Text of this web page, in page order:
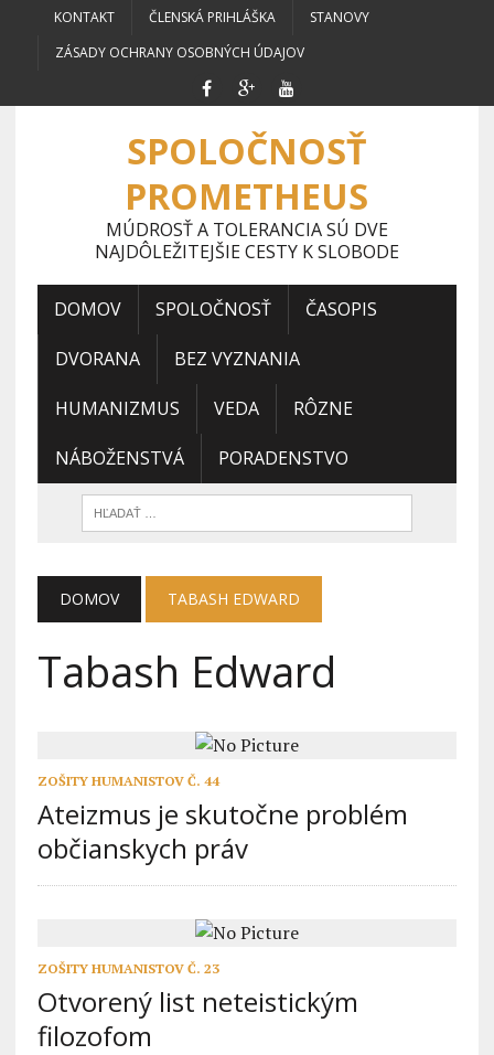
KONTAKT ČLENSKÁ PRIHLÁŠKA
STANOVY
ZÁSADY OCHRANY OSOBNÝCH ÚDAJOV
SPOLOČNOSŤ
PROMETHEUS
MÚDROSŤ A TOLERANCIA SÚ DVE
NAJDÔLEŽITEJŠIE CESTY K SLOBODE
DOMOV SPOLOČNOSŤ ČASOPIS
DVORANA BEZ VYZNANIA
HUMANIZMUS VEDA RÔZNE
NÁBOŽENSTVÁ PORADENSTVO
DOMOV TABASH EDWARD
Tabash Edward
ZOŠITY HUMANISTOV Č. 44
Ateizmus je skutočne problém
občianskych práv
ZOŠITY HUMANISTOV Č. 23
Otvorený list neteistickým
filozofom